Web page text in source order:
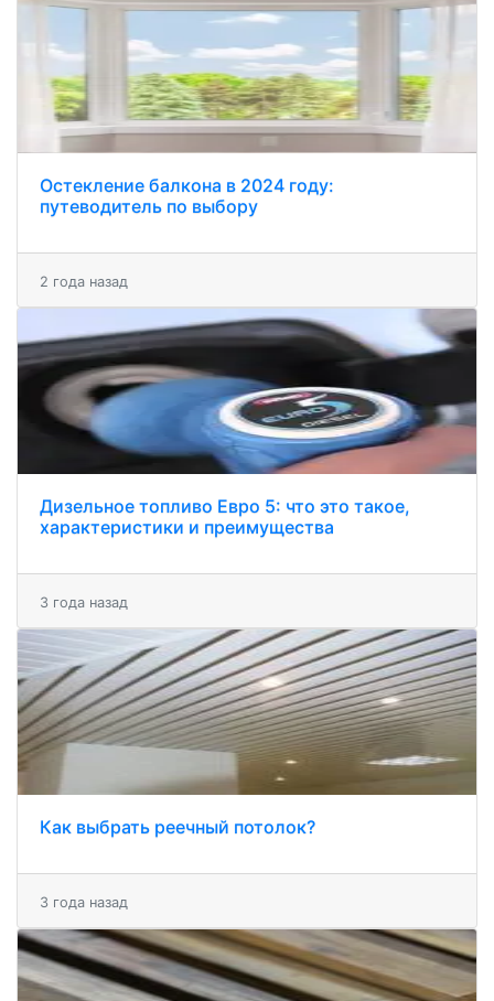
Остекление балкона в 2024 году:
путеводитель по выбору
2 года назад
Дизельное топливо Евро 5: что это такое,
характеристики и преимущества
3 года назад
Как выбрать реечный потолок?
3 года назад